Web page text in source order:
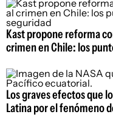
Kast propone reforma
crimen en Chile: los
Los graves efectos que
Latina por el fenómeno